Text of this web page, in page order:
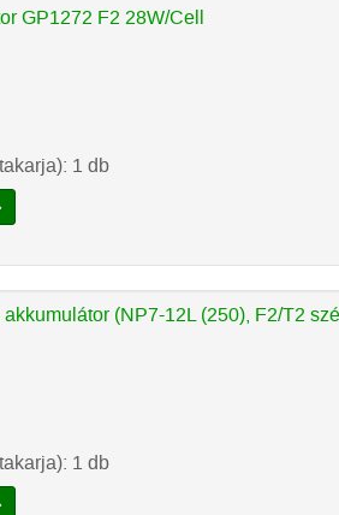
GP1272 F2 28W/Cell
1 db
(NP7-12L (250), F2/T2
1 db